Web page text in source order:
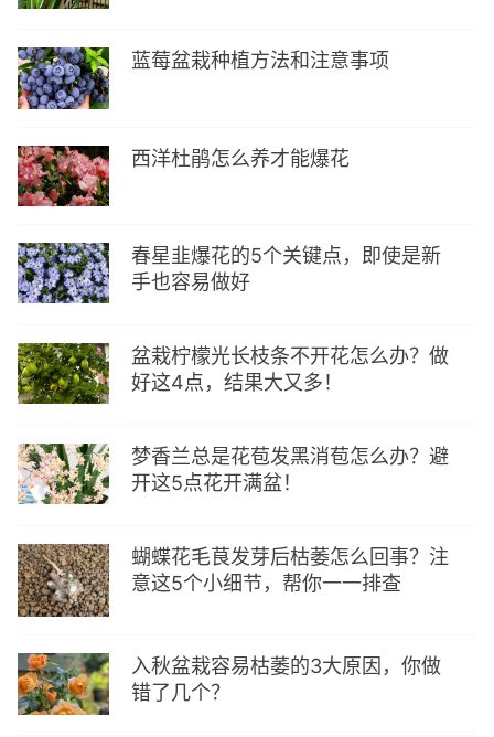
蓝莓盆栽种植方法和注意事项
西洋杜鹃怎么养才能爆花
春星韭爆花的5个关键点，即使是新
手也容易做好
盆栽柠檬光长枝条不开花怎么办？做
好这4点，结果大又多！
梦香兰总是花苞发黑消苞怎么办？避
开这5点花开满盆！
蝴蝶花毛茛发芽后枯萎怎么回事？注
意这5个小细节，帮你一一排查
入秋盆栽容易枯萎的3大原因，你做
错了几个？